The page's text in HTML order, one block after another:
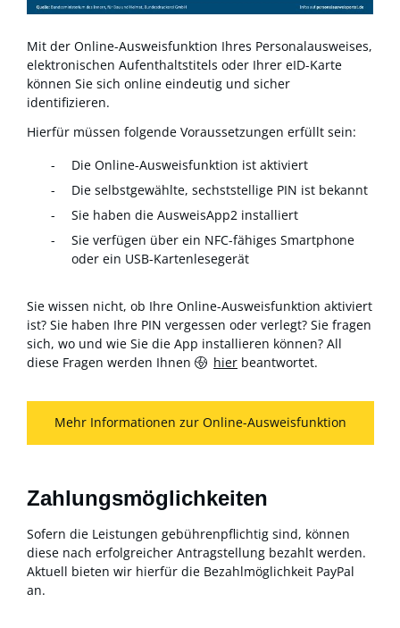
Mit der Online-Ausweisfunktion Ihres Personalausweises,
elektronischen Aufenthaltstitels oder Ihrer eID-Karte
können Sie sich online eindeutig und sicher
identifizieren.
Hierfür müssen folgende Voraussetzungen erfüllt sein:
Die Online-Ausweisfunktion ist aktiviert
Die selbstgewählte, sechststellige PIN ist bekannt
Sie haben die AusweisApp2 installiert
Sie verfügen über ein NFC-fähiges Smartphone
oder ein USB-Kartenlesegerät
Sie wissen nicht, ob Ihre Online-Ausweisfunktion aktiviert
ist? Sie haben Ihre PIN vergessen oder verlegt? Sie fragen
sich, wo und wie Sie die App installieren können? All
diese Fragen werden Ihnen
hier beantwortet.
Mehr Informationen zur Online-Ausweisfunktion
Zahlungsmöglichkeiten
Sofern die Leistungen gebührenpflichtig sind, können
diese nach erfolgreicher Antragstellung bezahlt werden.
Aktuell bieten wir hierfür die Bezahlmöglichkeit PayPal
an.